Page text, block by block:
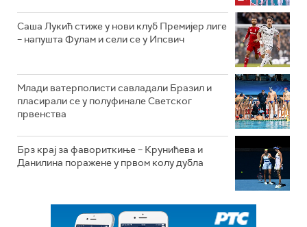
Саша Лукић стиже у нови клуб Премијер лиге
– напушта Фулам и сели се у Ипсвич
Млади ватерполисти савладали Бразил и
пласирали се у полуфинале Светског
првенства
Брз крај за фавориткиње – Крунићева и
Данилина поражене у првом колу дубла